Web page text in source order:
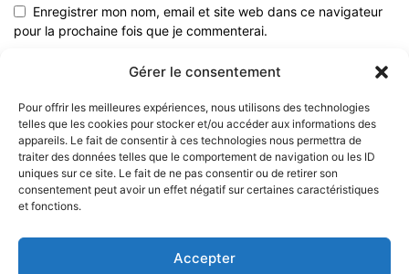
Gérer le consentement
Pour offrir les meilleures expériences, nous utilisons des technologies
telles que les cookies pour stocker et/ou accéder aux informations des
appareils. Le fait de consentir à ces technologies nous permettra de
traiter des données telles que le comportement de navigation ou les ID
uniques sur ce site. Le fait de ne pas consentir ou de retirer son
consentement peut avoir un effet négatif sur certaines caractéristiques
et fonctions.
Accepter
Enregistrer mon nom, email et site web dans ce navigateur
pour la prochaine fois que je commenterai.
À PROPOS